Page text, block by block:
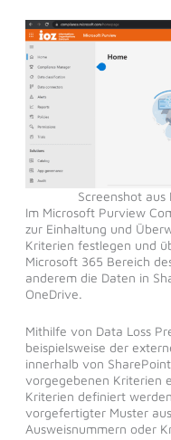
Screenshot
Im Microsoft Purview
zur Einhaltung und
Kriterien festlegen und
Microsoft 365 Bereich
anderem die Daten in
OneDrive.
Mithilfe von Data Loss
beispielsweise der
innerhalb von
vorgegebenen Kriterien
Kriterien definiert
vorgefertigter Muster
Ausweisnummern oder